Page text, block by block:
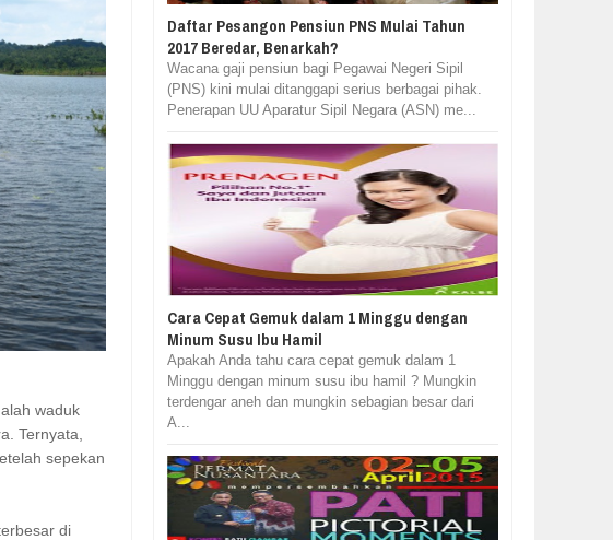
waduk
Ternyata,
sepekan
di
Daftar Pesangon Pensiun PNS Mulai Tahun
2017 Beredar, Benarkah?
Wacana gaji pensiun bagi Pegawai Negeri Sipil
(PNS) kini mulai ditanggapi serius berbagai pihak.
Penerapan UU Aparatur Sipil Negara (ASN) me...
Cara Cepat Gemuk dalam 1 Minggu dengan
Minum Susu Ibu Hamil
Apakah Anda tahu cara cepat gemuk dalam 1
Minggu dengan minum susu ibu hamil ? Mungkin
terdengar aneh dan mungkin sebagian besar dari
A...